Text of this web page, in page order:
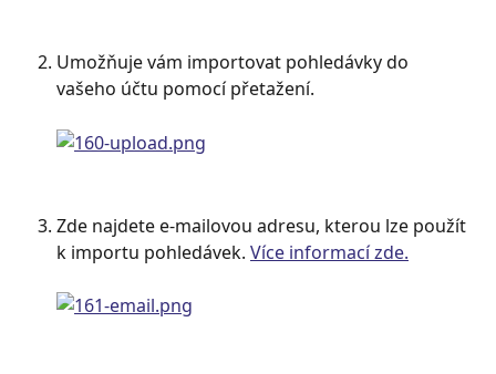
Umožňuje vám importovat pohledávky do
vašeho účtu pomocí přetažení.
Zde najdete e-mailovou adresu, kterou lze použít
k importu pohledávek. Více informací zde.